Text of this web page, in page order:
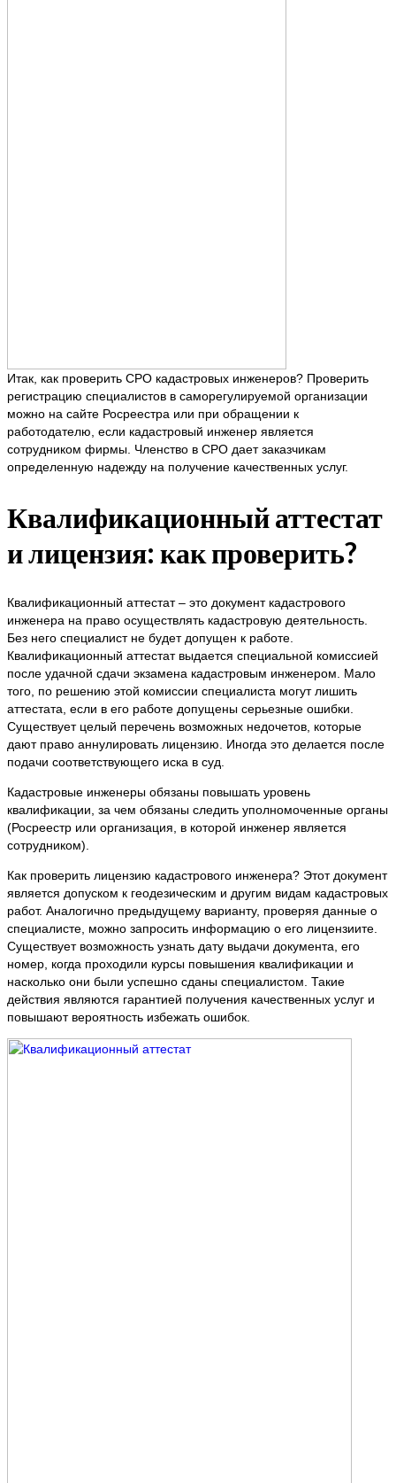
Итак, как проверить СРО кадастровых инженеров? Проверить
регистрацию специалистов в саморегулируемой организации
можно на сайте Росреестра или при обращении к
работодателю, если кадастровый инженер является
сотрудником фирмы. Членство в СРО дает заказчикам
определенную надежду на получение качественных услуг.
Квалификационный аттестат
и лицензия: как проверить?
Квалификационный аттестат – это документ кадастрового
инженера на право осуществлять кадастровую деятельность.
Без него специалист не будет допущен к работе.
Квалификационный аттестат выдается специальной комиссией
после удачной сдачи экзамена кадастровым инженером. Мало
того, по решению этой комиссии специалиста могут лишить
аттестата, если в его работе допущены серьезные ошибки.
Существует целый перечень возможных недочетов, которые
дают право аннулировать лицензию. Иногда это делается после
подачи соответствующего иска в суд.
Кадастровые инженеры обязаны повышать уровень
квалификации, за чем обязаны следить уполномоченные органы
(Росреестр или организация, в которой инженер является
сотрудником).
Как проверить лицензию кадастрового инженера? Этот документ
является допуском к геодезическим и другим видам кадастровых
работ. Аналогично предыдущему варианту, проверяя данные о
специалисте, можно запросить информацию о его лицензиите.
Существует возможность узнать дату выдачи документа, его
номер, когда проходили курсы повышения квалификации и
насколько они были успешно сданы специалистом. Такие
действия являются гарантией получения качественных услуг и
повышают вероятность избежать ошибок.